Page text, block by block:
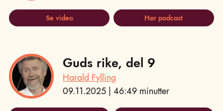
Se video Hør podcast
Guds rike, del 9
Harald Fylling
09.11.2025 | 46:49 minutter